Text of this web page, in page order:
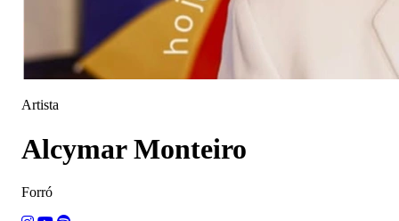
Artista
Alcymar Monteiro
Forró